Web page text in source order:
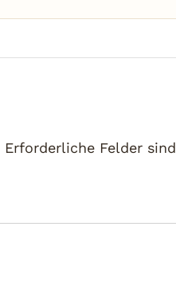
Erforderliche Felder sind